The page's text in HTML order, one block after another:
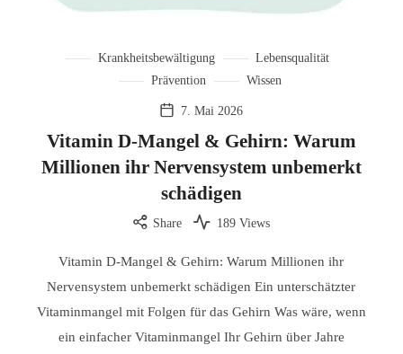
Krankheitsbewältigung
Lebensqualität
Prävention
Wissen
7. Mai 2026
Vitamin D-Mangel & Gehirn: Warum
Millionen ihr Nervensystem unbemerkt
schädigen
Share 189 Views
Vitamin D-Mangel & Gehirn: Warum Millionen ihr
Nervensystem unbemerkt schädigen Ein unterschätzter
Vitaminmangel mit Folgen für das Gehirn Was wäre, wenn
ein einfacher Vitaminmangel Ihr Gehirn über Jahre